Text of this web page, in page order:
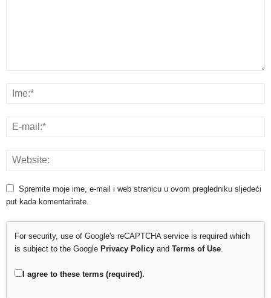
Spremite moje ime, e-mail i web stranicu u ovom pregledniku sljedeći
put kada komentarirate.
For security, use of Google's reCAPTCHA service is required which
is subject to the Google Privacy Policy and Terms of Use
I agree to these terms (required).